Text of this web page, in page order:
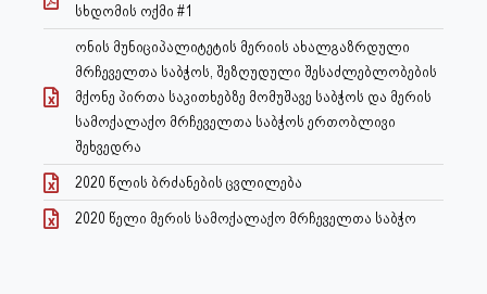
სხდომის ოქმი #1
ონის მუნიციპალიტეტის მერიის ახალგაზრდული
მრჩეველთა საბჭოს, შეზღუდული შესაძლებლობების
მქონე პირთა საკითხებზე მომუშავე საბჭოს და მერის
სამოქალაქო მრჩეველთა საბჭოს ერთობლივი
შეხვედრა
2020 წლის ბრძანების ცვლილება
2020 წელი მერის სამოქალაქო მრჩეველთა საბჭო